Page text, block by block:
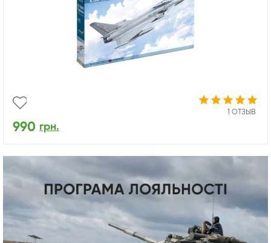
1 ОТЗЫВ
990 грн.